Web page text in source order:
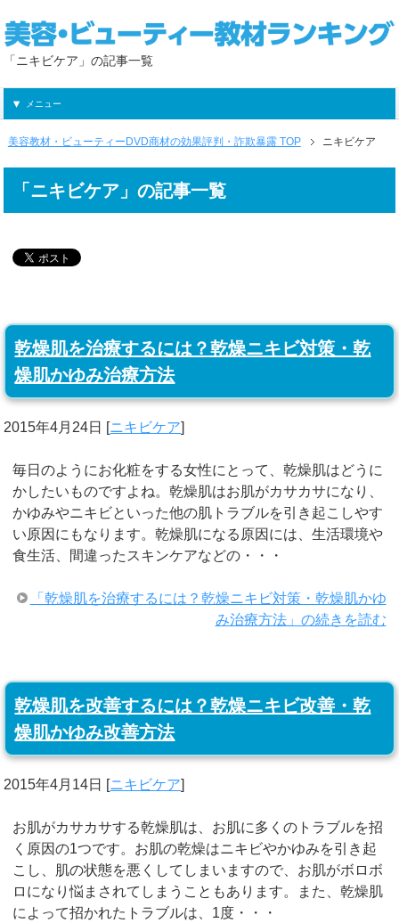
「ニキビケア」の記事一覧
メニュー
美容教材・ビューティーDVD商材の効果評判・詐欺暴露 TOP ニキビケア
「ニキビケア」の記事一覧
乾燥肌を治療するには？乾燥ニキビ対策・乾
燥肌かゆみ治療方法
2015年4月24日 [ニキビケア]
毎日のようにお化粧をする女性にとって、乾燥肌はどうに
かしたいものですよね。乾燥肌はお肌がカサカサになり、
かゆみやニキビといった他の肌トラブルを引き起こしやす
い原因にもなります。乾燥肌になる原因には、生活環境や
食生活、間違ったスキンケアなどの・・・
「乾燥肌を治療するには？乾燥ニキビ対策・乾燥肌かゆ
み治療方法」の続きを読む
乾燥肌を改善するには？乾燥ニキビ改善・乾
燥肌かゆみ改善方法
2015年4月14日 [ニキビケア]
お肌がカサカサする乾燥肌は、お肌に多くのトラブルを招
く原因の1つです。お肌の乾燥はニキビやかゆみを引き起
こし、肌の状態を悪くしてしまいますので、お肌がボロボ
ロになり悩まされてしまうこともあります。また、乾燥肌
によって招かれたトラブルは、1度・・・